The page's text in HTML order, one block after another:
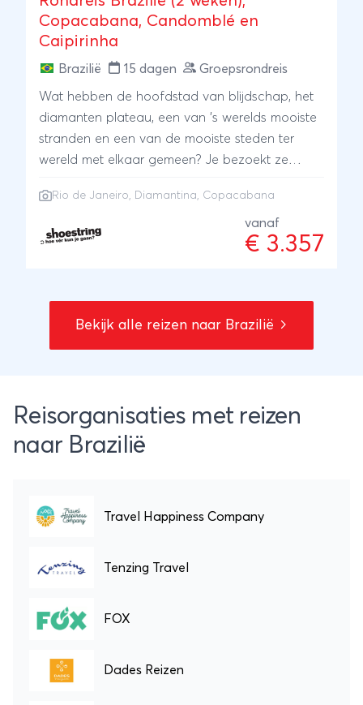
Copacabana, Candomblé en
Caipirinha
Brazilië 15 dagen Groepsrondreis
Wat hebben de hoofdstad van blijdschap, het
diamanten plateau, een van ’s werelds mooiste
stranden en een van de mooiste steden ter
wereld met elkaar gemeen? Je bezoekt ze
niet alleen dat. Tijdens deze boeiende reis kun
strandvoetballen, de geheimen van capoeira en
dan snel verder!
Rio de Janeiro, Diamantina, Copacabana
vanaf
€ 3.357
Bekijk alle reizen naar Brazilië
Reisorganisaties met reizen
naar Brazilië
Travel Happiness Company
Tenzing Travel
FOX
Dades Reizen